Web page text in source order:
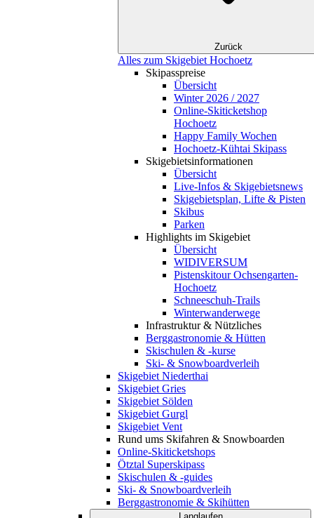
Zurück
Alles zum Skigebiet Hochoetz
Skipasspreise
Übersicht
Winter 2026 / 2027
Online-Skiticketshop
Hochoetz
Happy Family Wochen
Hochoetz-Kühtai Skipass
Skigebietsinformationen
Übersicht
Live-Infos & Skigebietsnews
Skigebietsplan, Lifte & Pisten
Skibus
Parken
Highlights im Skigebiet
Übersicht
WIDIVERSUM
Pistenskitour Ochsengarten-
Hochoetz
Schneeschuh-Trails
Winterwanderwege
Infrastruktur & Nützliches
Berggastronomie & Hütten
Skischulen & -kurse
Ski- & Snowboardverleih
Skigebiet Niederthai
Skigebiet Gries
Skigebiet Sölden
Skigebiet Gurgl
Skigebiet Vent
Rund ums Skifahren & Snowboarden
Online-Skiticketshops
Ötztal Superskipass
Skischulen & -guides
Ski- & Snowboardverleih
Berggastronomie & Skihütten